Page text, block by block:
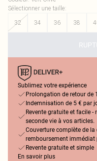
Sélectionner une taille:
32
34 36 38
Sublimez votre expérience
Prolongation de retour de
Indemnisation de 5 € par
Revente gratuite et facile -
seconde vie à vos articles.
Couverture complète de
remboursement immédiat
Revente gratuite et simple
En savoir plus